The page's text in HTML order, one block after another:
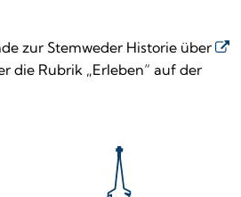
zur Stemweder Historie über
die Rubrik „Erleben“ auf der